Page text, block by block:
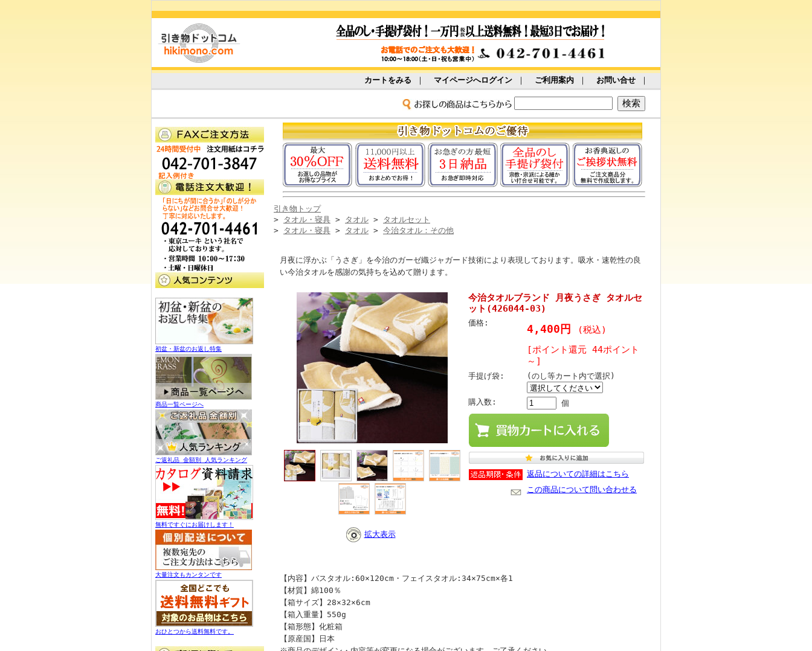
カートをみる ｜ マイページへログイン ｜ ご利用案内 ｜ お問い合せ ｜
初盆・新盆のお返し特集
商品一覧ページへ
ご返礼品 金額別 人気ランキング
無料ですぐにお届けします！
大量注文もカンタンです
おひとつから送料無料です。
引き物トップ
>
タオル・寝具 > タオル >
タオルセット
>
タオル・寝具 > タオル > 今治タオル：その他
月夜に浮かぶ「うさぎ」を今治のガーゼ織ジャガード技術により表現しております。吸水・速乾性の良
い今治タオルを感謝の気持ちを込めて贈ります。
拡大表示
今治タオルブランド 月夜うさぎ タオルセ
ット(426044-03)
価格: 4,400円
(税込)
[ポイント還元 44ポイント
～]
手提げ袋: (のし等カート内で選択)
購入数: 個
返品についての詳細はこちら
この商品について問い合わせる
【内容】バスタオル:60×120cm・フェイスタオル:34×75cm×各1
【材質】綿100％
【箱サイズ】28×32×6cm
【箱入重量】550g
【箱形態】化粧箱
【原産国】日本